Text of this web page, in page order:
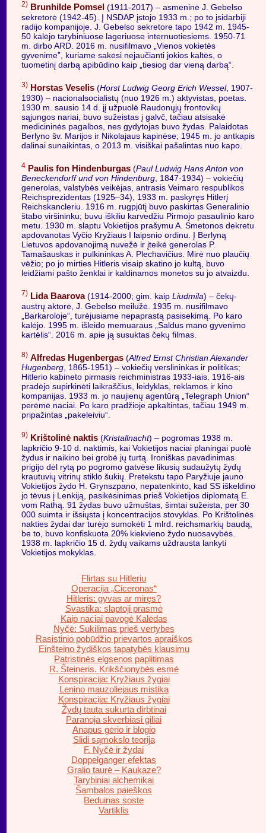
2) Brunhilde Pomsel (1911-2017) – asmeninė J. Gebelso
sekretorė (1942-45). Į NSDAP įstojo 1933 m.; po to įsidarbiji
radijo kompanijoje. J. Gebelso sekretore tapo 1942 m. 1945-
50 kalėjo tarybiniuose lageriuose internuotiesiems. 1950-71
m. dirbo ARD. 2016 m. nusifilmavo „Vienos vokietės
gyvenime”, kuriame sakėsi nejaučianti jokios kaltės, o
tuometinį darbą apibūdino kaip „tiesiog dar vieną darbą“.
3) Horstas Veselis (Horst Ludwig Georg Erich Wessel, 1907-
1930) – nacionalsocialistų (nuo 1926 m.) aktyvistas, poetas.
1930 m. sausio 14 d. jį užpuolė Raudonųjų frontovikų
sąjungos nariai, buvo sužeistas į galvč, tačiau atsisakė
medicininės pagalbos, nes gydytojas buvo žydas. Palaidotas
Berlyno šv. Marijos ir Nikolajaus kapinėse; 1945 m. jo antkapis
dalinai sunaikintas, o 2013 m. visiškai pašalintas nuo kapo.
4 Paulis fon Hindenburgas (Paul Ludwig Hans Anton von
Beneckendorff und von Hindenburg , 1847-1934) – vokiečių
generolas, valstybės veikėjas, antrasis Veimaro respublikos
Reichsprezidentas (1925–34), 1933 m. paskyręs Hitlerį
Reichskancleriu. 1916 m. rugpjūtį buvo paskirtas Generalinio
štabo viršininku; buvu iškiliu karvedžiu Pirmojo pasaulinio karo
metu. 1930 m. slaptu Vokietijos prašymu A. Smetonos dekretu
apdovanotas Vyčio Kryžiaus I laipsnio ordinu. Į Berlyną
Lietuvos apdovanojimą nuvežė ir įteikė generolas P.
Tamašauskas ir pulkininkas A. Plechavičius. Mirė nuo plaučių
vėžio; po jo mirties Hitleris visaip skatino jo kultą, buvo
leidžiami pašto ženklai ir kaldinamos monetos su jo atvaizdu.
7) Lida Baarova(1914-2000; gim. kaip Liudmila) – čekų-
austrų aktorė, J. Gebelso meilužė. 1935 m. nusifilmavo
„Barkaroloje“, turėjusiame nepaprastą pasisekimą. Po karo
kalėjo. 1995 m. išleido memuaraus „Saldus mano gyvenimo
kartėlis“. 2016 m. apie ją susuktas čekų filmas.
8) Alfredas Hugenbergas (Alfred Ernst Christian Alexander
Hugenberg, 1865-1951) – vokiečių verslininkas ir politikas;
Hitlerio kabineto pirmasis reichministras 1933-iais. 1916-ais
pradėjo supirkinėti laikraščius, leidyklas, reklamos ir kino
kompanijas. 1933 m. jo naujienų agentūrą „Telegraph Union“
perėmė naciai. Po karo pradžioje apkaltintas, tačiau 1949 m.
pripažintas „pakeleiviu“.
9) Krištolinė naktis (Kristallnacht) – pogromas 1938 m.
lapkričio 9-10 d. naktimis, kai Vokietijos naciai planingai puolė
žydus ir naikino bei grobė jų turtą. Ironiškas pavadinimas
prigijo dėl rytą po pogromo gatvėse likusių sudaužytų žydų
krautuvių vitrinų stiklo šukių. Pretekstu tapo Paryžiuje jauno
Vokietijos žydo H. Grynszpano, nepatenkinto, kad SS iškeldino
jo tėvus į Lenkiją, pasikėsinimas prieš Vokietijos diplomatą E.
vom Rathą. 91 žydas buvo užmuštas, šimtai sužeista, per 30
000 suimta ir išsiųsta į koncentracijos stovyklas. Po Krištolinės
nakties žydai dar turėjo sumokėti 1 mlrd. reichsmarkių baudą,
be to, buvo konfiskuota 20% kiekvieno žydo nuosavybės.
1938 m. lapkričio 15 d. žydų vaikams uždrausta lankyti
Vokietijos mokyklas.
Flirtas su Hitleriu
Operacija „Ciceronas“
Hitleris: gyvas ar miręs?
Svastika: slaptoji prasmė
Kaip naciai pavogė Kalėdas
Nyčė: Sukilimas prieš vertybes
Rasistinio pobūdžio prievartos apraiškos
Einšteino žydiškos tapatybės klausimu
Patristinės elgsenos paplitimas
R. Šteineris. Krikščionybės esmė
Konspiracija: Kryžiaus žygiai
Lenino mauzoliejaus mistika
Konspiracija: Kryžiaus žygiai
Žydų tauta sukurta dirbtinai
Paranoja skverbiasi giliai
Anapus gėrio ir blogio
Slidi sąmokslo teorija
F. Nyčė ir žydai
Doppelganger efektas
Gralio taurė – Kaukaze?
Tarybiniai alchemikai
Šambalos paieškos
Beduinas soste
Vartiklis